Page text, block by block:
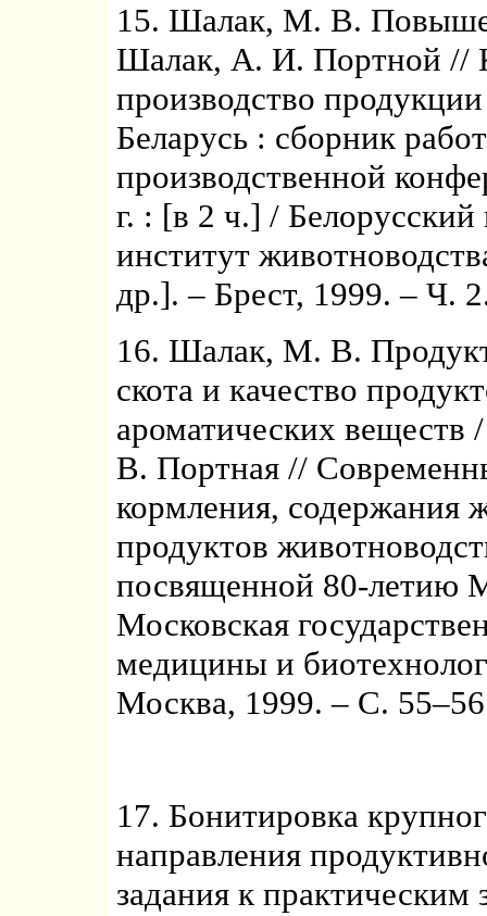
15. Шалак, М. В.
Шалак, А. И. Портной //
производство
Беларусь : сборник
производственной
г. : [в 2 ч.] / Белорусский
институт
др.]. – Брест, 1999. – Ч.
16. Шалак, М. В.
скота и качество
ароматических
В. Портная //
кормления, содержания
продуктов
посвященной 80-
Московская
медицины и
Москва, 1999. – С.
17. Бонитировка
направления
задания к практическим